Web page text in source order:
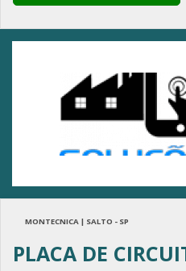
MONTECNICA | SALTO - SP
PLACA DE